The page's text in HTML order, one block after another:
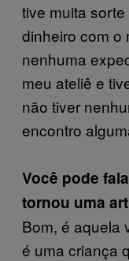
tive muita
dinheiro com o
nenhuma
meu ateliê e
não tiver
encontro
Você pode
tornou uma
Bom, é aquela
é uma criança